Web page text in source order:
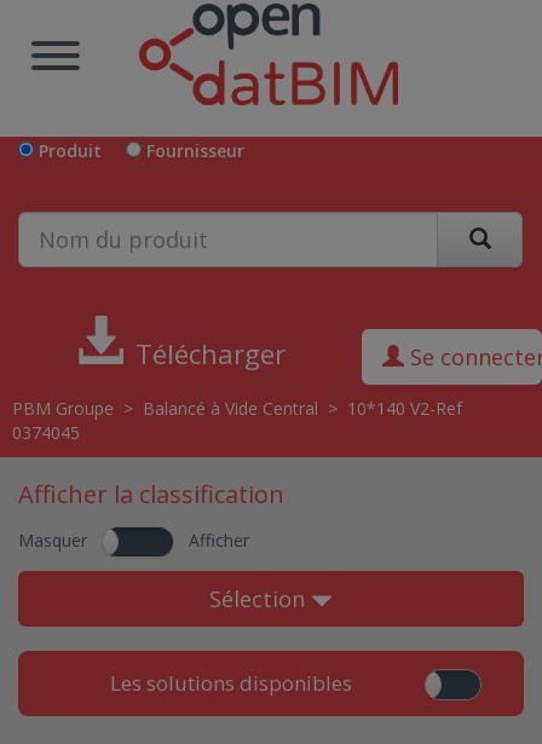
Produit Fournisseur
Télécharger Se
PBM Groupe > Balancé à Vide Central > 10*140 V2-Ref
0374045
Afficher la classification
Masquer Afficher
Sélection
Les solutions disponibles